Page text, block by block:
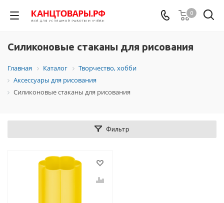
0
Силиконовые стаканы для рисования
Главная Каталог
Творчество, хобби
Аксессуары для рисования
Силиконовые стаканы для рисования
Фильтр